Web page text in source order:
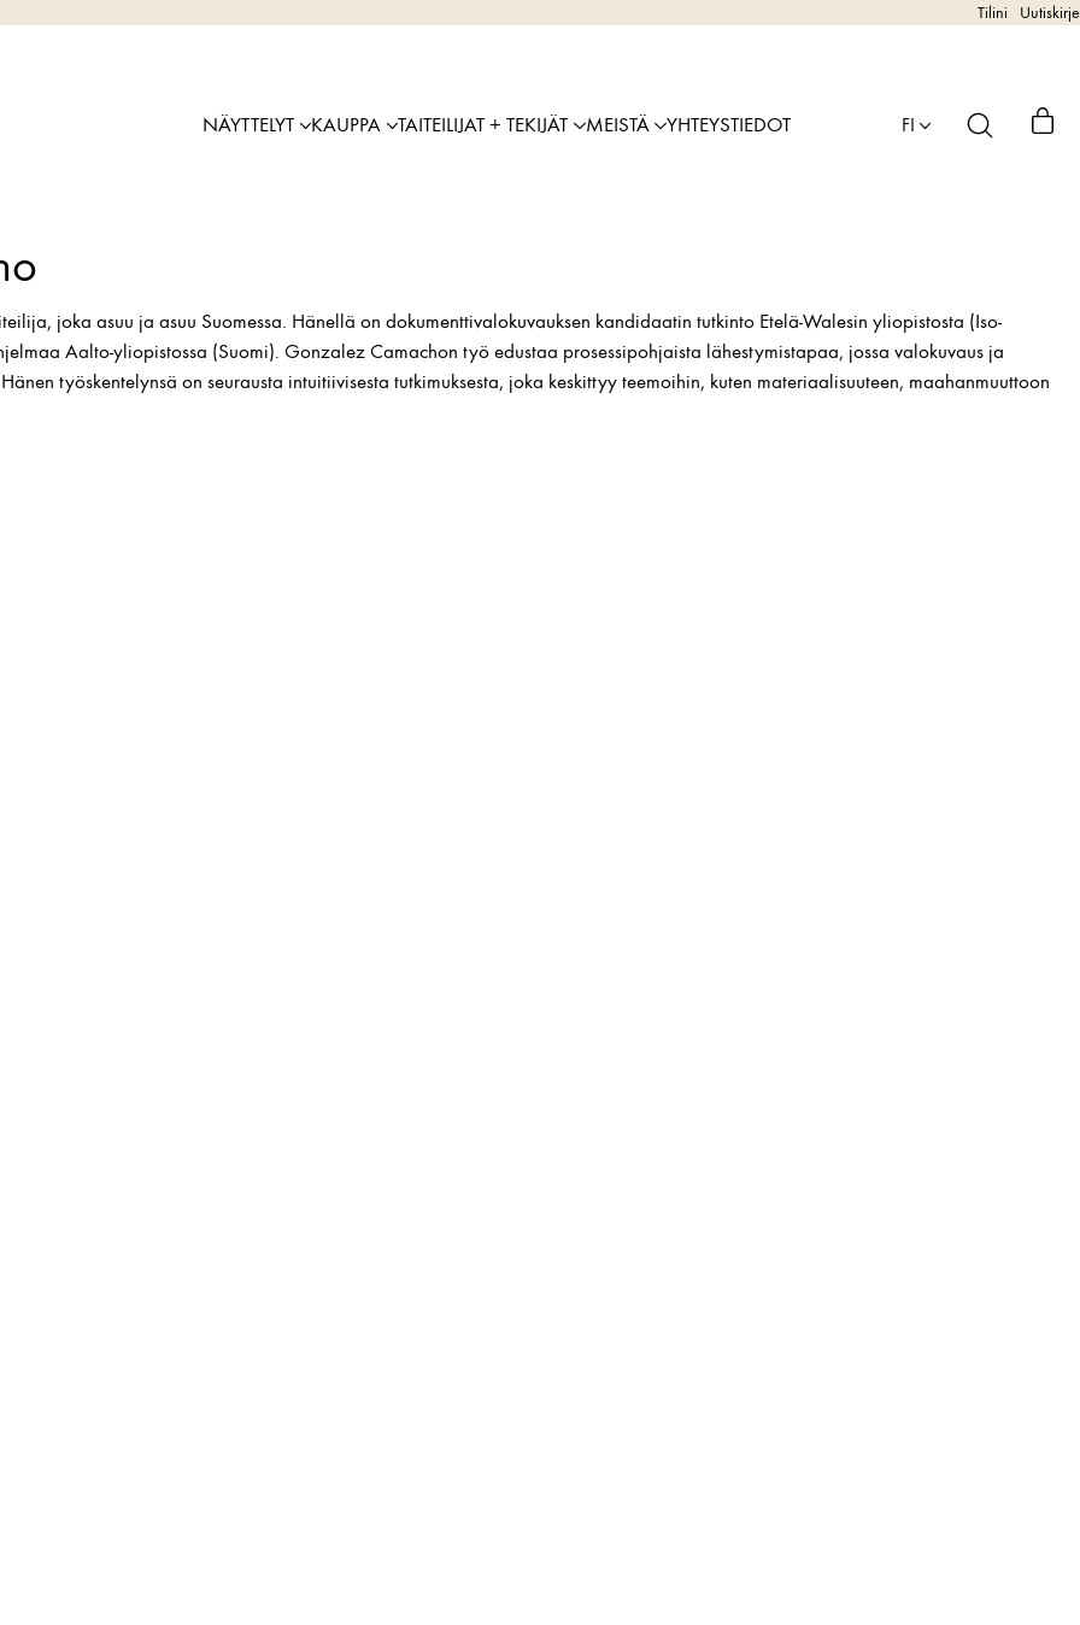
Tilini Uutiskirje
NÄYTTELYT KAUPPA TAITEILIJAT + TEKIJÄT MEISTÄ YHTEYSTIEDOT FI
joka asuu ja asuu Suomessa. Hänellä on dokumenttivalokuvauksen kandidaatin tutkinto Etelä-Walesin yliopistosta (Iso-
Aalto-yliopistossa (Suomi). Gonzalez Camachon työ edustaa prosessipohjaista lähestymistapaa, jossa valokuvaus ja
työskentelynsä on seurausta intuitiivisesta tutkimuksesta, joka keskittyy teemoihin, kuten materiaalisuuteen, maahanmuuttoon